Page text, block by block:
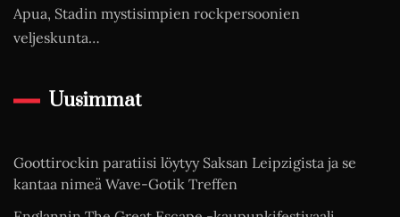
Apua, Stadin mystisimpien rockpersoonien
veljeskunta…
Uusimmat
Goottirockin paratiisi löytyy Saksan Leipzigista ja se
kantaa nimeä Wave-Gotik Treffen